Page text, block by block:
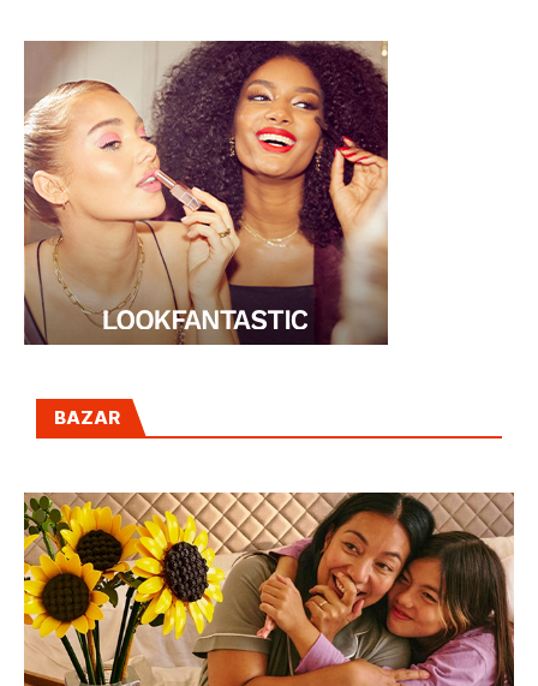
BAZAR